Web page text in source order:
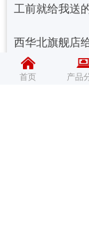
工前就给我送
西华北旗舰店
型号表,以及快
낀
首页 产品